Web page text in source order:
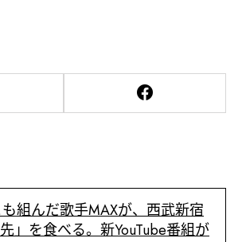
も組んだ歌手MAXが、西武新宿
」を食べる。新YouTube番組が